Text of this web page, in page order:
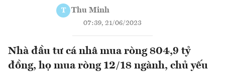
T Thu Minh
07:39, 21/06/2023
Nhà đầu tư cá nhâ mua ròng 804,9 tỷ
đồng, họ mua ròng 12/18 ngành, chủ yếu